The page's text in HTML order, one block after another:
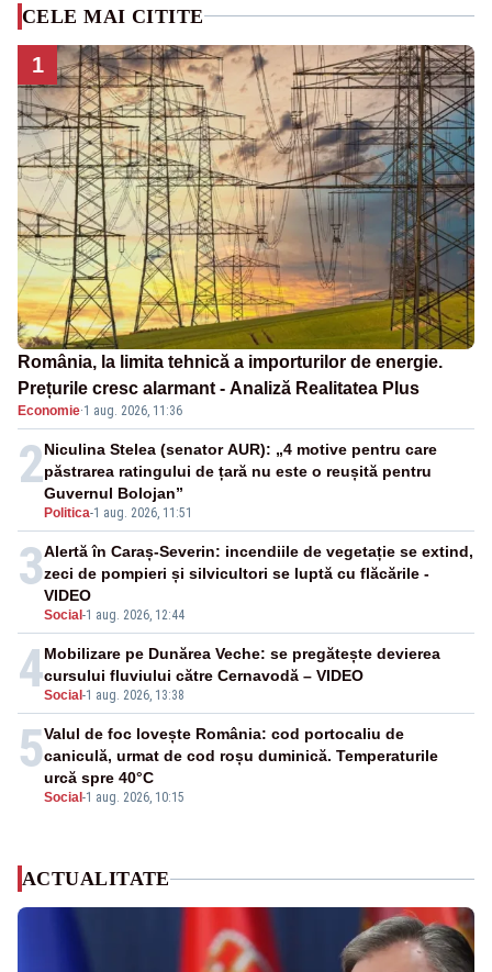
CELE MAI CITITE
1
România, la limita tehnică a importurilor de energie.
Prețurile cresc alarmant - Analiză Realitatea Plus
Economie·1 aug. 2026, 11:36
2
Politica-1 aug. 2026, 11:51
Niculina Stelea (senator AUR): „4 motive pentru care
păstrarea ratingului de țară nu este o reușită pentru
Guvernul Bolojan”
3
Social -1 aug. 2026, 12:44
Alertă în Caraș-Severin: incendiile de vegetație se extind,
zeci de pompieri și silvicultori se luptă cu flăcările -
VIDEO
4Social -1 aug. 2026, 13:38
Mobilizare pe Dunărea Veche: se pregătește devierea
cursului fluviului către Cernavodă – VIDEO
5
Social -1 aug. 2026, 10:15
Valul de foc lovește România: cod portocaliu de
caniculă, urmat de cod roșu duminică. Temperaturile
urcă spre 40°C
ACTUALITATE